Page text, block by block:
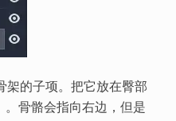
架的子项。把它放在臀部
。骨骼会指向右边，但是